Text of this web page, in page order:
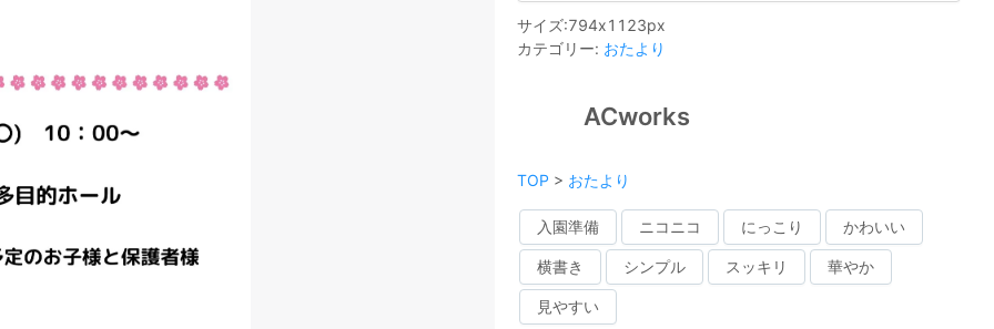
サイズ:794x1123px
カテゴリー: おたより
ACworks
TOP > おたより
入園準備 ニコニコ にっこり かわいい
横書き シンプル スッキリ 華やか
見やすい